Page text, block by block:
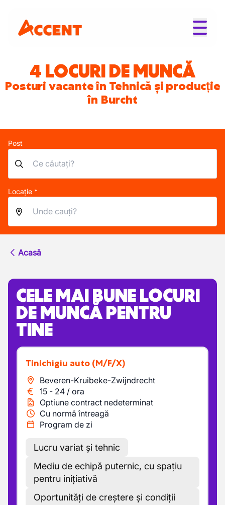
4 LOCURI DE MUNCĂ
Posturi vacante în Tehnică și producție
în Burcht
Post
Locație *
Acasă
CELE MAI BUNE LOCURI
DE MUNCĂ PENTRU
TINE
Tinichigiu auto (M/F/X)
Beveren-Kruibeke-Zwijndrecht
15 - 24 / ora
Optiune contract nedeterminat
Cu normă întreagă
Program de zi
Lucru variat și tehnic
Mediu de echipă puternic, cu spațiu
pentru inițiativă
Oportunități de creștere și condiții